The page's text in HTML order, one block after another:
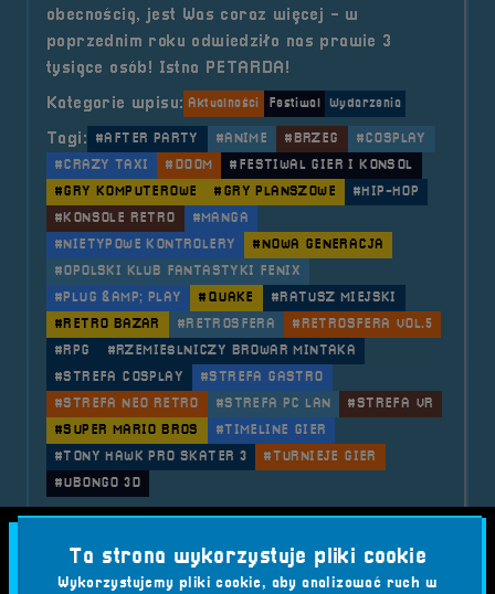
obecnością, jest Was coraz więcej - w
poprzednim roku odwiedziło nas prawie 3
tysiące osób! Istna PETARDA!
Kategorie wpisu: Aktualności Festiwal Wydarzenia
Tagi: #AFTER PARTY #ANIME #BRZEG
#COSPLAY
#CRAZY TAXI
#DOOM
#FESTIWAL GIER I KONSOL
#GRY KOMPUTEROWE
#GRY PLANSZOWE
#HIP-HOP
#KONSOLE RETRO
#MANGA
#NIETYPOWE KONTROLERY
#NOWA GENERACJA
#OPOLSKI KLUB FANTASTYKI FENIX
#PLUG &AMP; PLAY
#QUAKE
#RATUSZ MIEJSKI
#RETRO BAZAR
#RETROSFERA
#RETROSFERA VOL.5
#RPG
#RZEMIEŚLNICZY BROWAR MINTAKA
#STREFA COSPLAY
#STREFA GASTRO
#STREFA NEO RETRO
#STREFA PC LAN
#STREFA VR
#SUPER MARIO BROS
#TIMELINE GIER
#TONY HAWK PRO SKATER 3
#TURNIEJE GIER
#UBONGO 3D
Ta strona wykorzystuje pliki cookie
Wykorzystujemy pliki cookie, aby analizować ruch w